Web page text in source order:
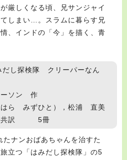
厳しくなる頃、兄サンジャイ
しまい…。スラムに暮らす兄
、インドの「今」を描く、青
し探検隊 クリーパーなん
ソン 作
みずひと），松浦 直美
）共訳 5冊
ナンおばあちゃんを治すた
立つ「はみだし探検隊」の5